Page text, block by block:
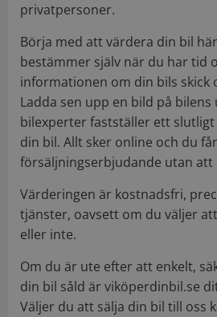
privatpersoner.
Börja med att värdera din bil
bestämmer själv när du har tid
informationen om din bils skick
Ladda sen upp en bild på bilens
bilexperter fastställer ett
din bil. Allt sker online och du
försäljningserbjudande utan att
Värderingen är kostnadsfri,
tjänster, oavsett om du väljer
eller inte.
Om du är ute efter att enkelt,
din bil såld är viköperdinbil.se
Väljer du att sälja din bil till oss